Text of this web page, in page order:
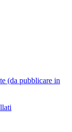
(da pubblicare in